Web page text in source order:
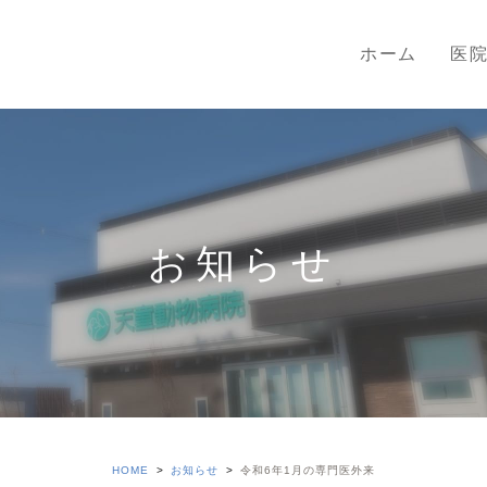
ホーム 医
お知らせ
HOME お知らせ 令和6年1月の専門医外来